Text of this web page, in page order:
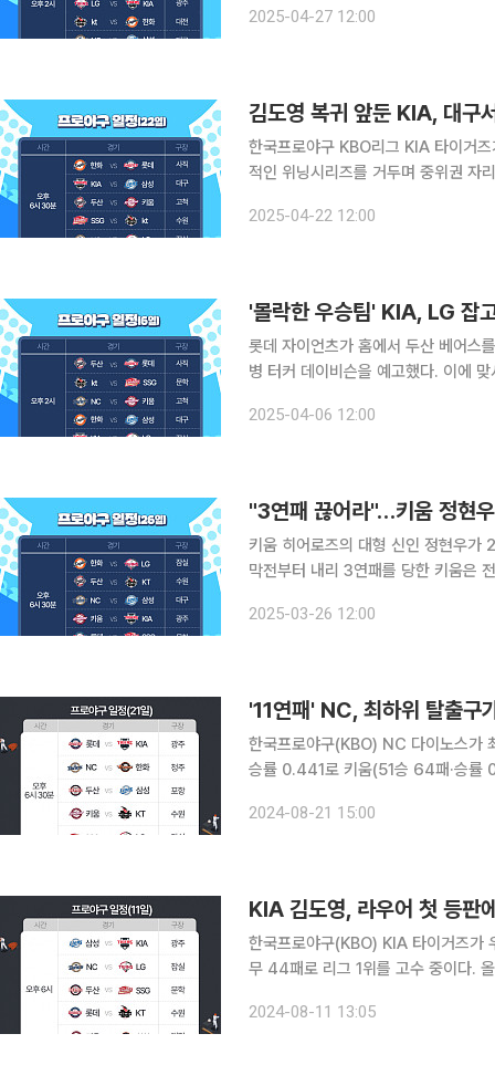
않다. 두산 베어스를 상대로 2연승 중
2025-04-27 12:00
한국프로야구 KBO리그 KIA 타이거즈가 달구벌로 향한다.
적인 위닝시리즈를 거두며 중위권 자
르고 주말에는 1위 LG 트윈스를 만나
2025-04-22 12:00
'몰락한 우승팀' KIA, LG 잡
롯데 자이언츠가 홈에서 두산 베어스
병 터커 데이비슨을 예고했다. 이에
2025-04-06 12:00
"3연패 끊어라"…키움 정현
키움 히어로즈의 대형 신인 정현우가
막전부터 내리 3연패를 당한 키움은
2025-03-26 12:00
'11연패' NC, 최하위 탈출구
한국프로야구(KBO) NC 다이노스가 최하위로 추락했다. 21
승률 0.441로 키움(51승 64패·승률
최하위가 됐다. 이로써 NC는 2022년
2024-08-21 15:00
KIA 김도영, 라우어 첫 등
한국프로야구(KBO) KIA 타이거즈가 우승에 쐐기를
무 44패로 리그 1위를 고수 중이다.
하면서 선발 공백을 앓게 됐고, 조기에
2024-08-11 13:05